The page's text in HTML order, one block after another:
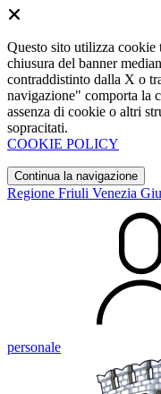
Questo sito utilizza cookie
chiusura del banner
contraddistinto dalla X o
navigazione" comporta la
assenza di cookie o altri
sopracitati.
COOKIE POLICY
Continua la navigazione
Regione Friuli Venezia
personale